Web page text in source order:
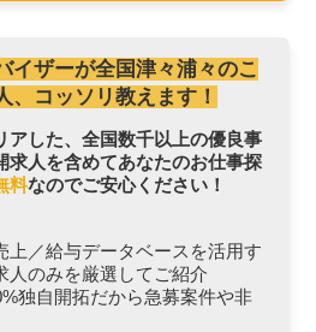
イザーが全国津々浦々のこ
、コッソリ教えます！
アした、全国数千以上の優良事
求人を含めてあなたのお仕事探
料なのでご安心ください！
上／給与データベースを活用す
人のみを厳選してご紹介
独自開拓だから急募案件や非